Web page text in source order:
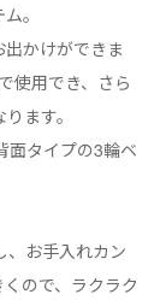
。
かけができま
使用でき、さら
ます。
面タイプの3輪ベ
、お手入れカン
ので、ラクラク